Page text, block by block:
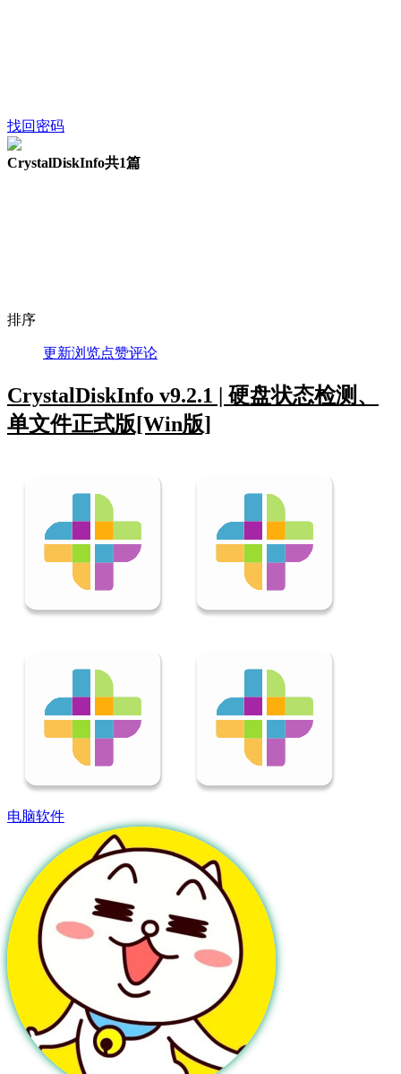
找回密码
CrystalDiskInfo共1篇
排序
更新浏览点赞评论
CrystalDiskInfo v9.2.1 | 硬盘状态检测、
单文件正式版[Win版]
电脑软件